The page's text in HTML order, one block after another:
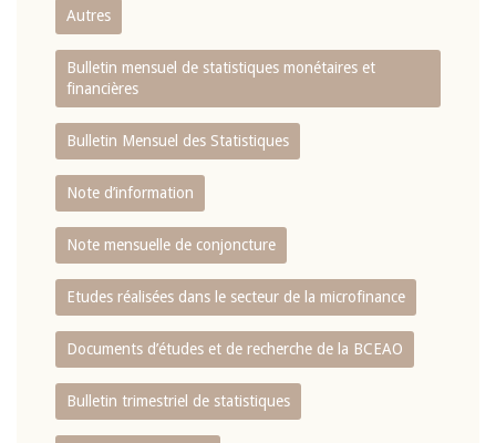
Autres
Bulletin mensuel de statistiques monétaires et
financières
Bulletin Mensuel des Statistiques
Note d’information
Note mensuelle de conjoncture
Etudes réalisées dans le secteur de la microfinance
Documents d’études et de recherche de la BCEAO
Bulletin trimestriel de statistiques